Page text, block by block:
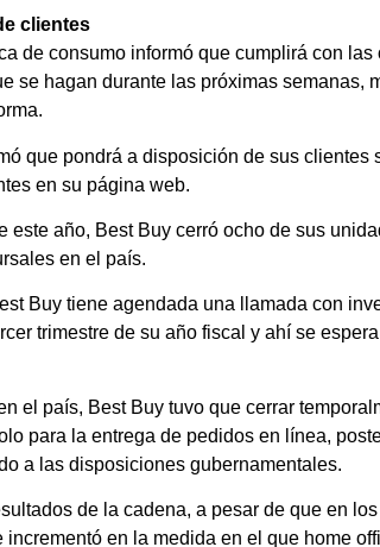
clientes
de consumo informó que cumplirá con
se hagan durante las próximas semanas,
que pondrá a disposición de sus clientes
en su página web.
este año, Best Buy cerró ocho de sus
en el país.
Buy tiene agendada una llamada con
trimestre de su año fiscal y ahí se
el país, Best Buy tuvo que cerrar
para la entrega de pedidos en línea,
a las disposiciones gubernamentales.
de la cadena, a pesar de que en
incrementó en la medida en el que home